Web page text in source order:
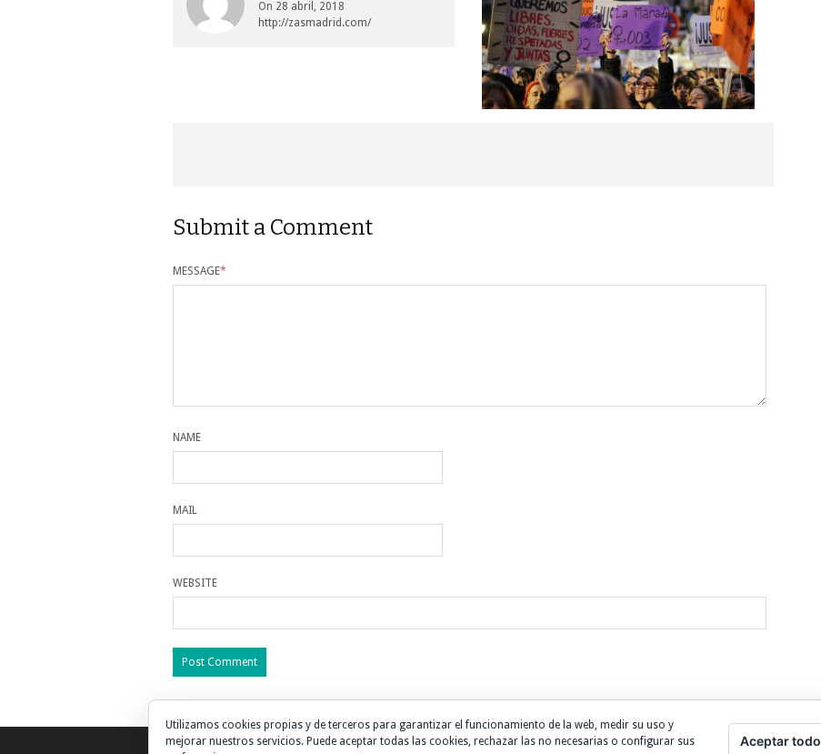
On 28 abril, 2018
http://zasmadrid.com/
Submit a Comment
MESSAGE*
NAME
MAIL
WEBSITE
Utilizamos cookies propias y de terceros para garantizar el funcionamiento de la web, medir su uso y
mejorar nuestros servicios. Puede aceptar todas las cookies, rechazar las no necesarias o configurar sus
Aceptar todo